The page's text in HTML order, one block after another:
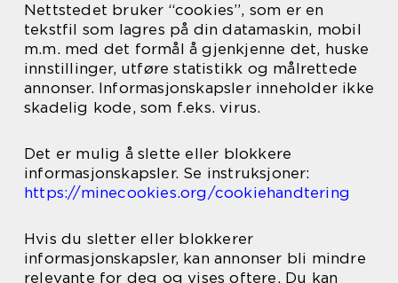
Nettstedet bruker “cookies”, som er en
tekstfil som lagres på din datamaskin, mobil
m.m. med det formål å gjenkjenne det, huske
innstillinger, utføre statistikk og målrettede
annonser. Informasjonskapsler inneholder ikke
skadelig kode, som f.eks. virus.
Det er mulig å slette eller blokkere
informasjonskapsler. Se instruksjoner:
https://minecookies.org/cookiehandtering
Hvis du sletter eller blokkerer
informasjonskapsler, kan annonser bli mindre
relevante for deg og vises oftere. Du kan